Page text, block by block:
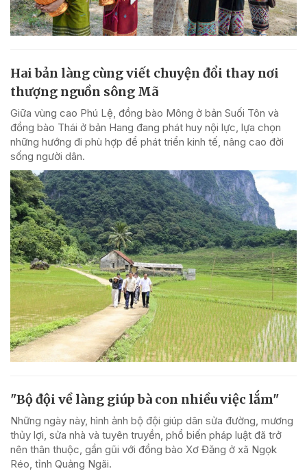
Hai bản làng cùng viết chuyện đổi thay nơi
thượng nguồn sông Mã
Giữa vùng cao Phú Lệ, đồng bào Mông ở bản Suối Tôn và
đồng bào Thái ở bản Hang đang phát huy nội lực, lựa chọn
những hướng đi phù hợp để phát triển kinh tế, nâng cao đời
sống người dân.
"Bộ đội về làng giúp bà con nhiều việc lắm"
Những ngày này, hình ảnh bộ đội giúp dân sửa đường, mương
thủy lợi, sửa nhà và tuyên truyền, phổ biến pháp luật đã trở
nên thân thuộc, gần gũi với đồng bào Xơ Đăng ở xã Ngọk
Réo, tỉnh Quảng Ngãi.